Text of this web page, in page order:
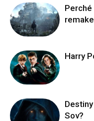
Harry
Sov?